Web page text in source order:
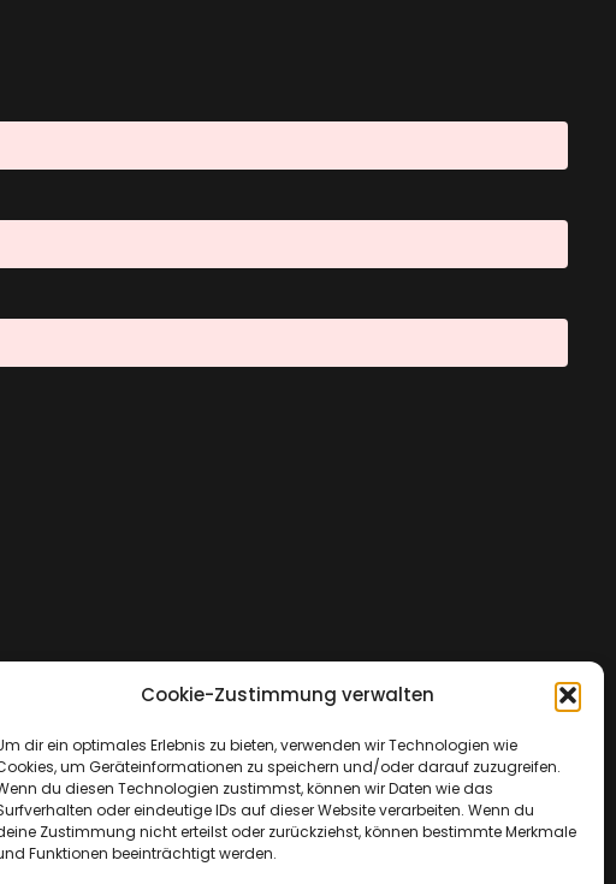
Cookie-Zustimmung verwalten
dir ein optimales Erlebnis zu bieten, verwenden wir Technologien wie
um Geräteinformationen zu speichern und/oder darauf zuzugreifen.
du diesen Technologien zustimmst, können wir Daten wie das
oder eindeutige IDs auf dieser Website verarbeiten. Wenn du
Zustimmung nicht erteilst oder zurückziehst, können bestimmte Merkmale
Funktionen beeinträchtigt werden.